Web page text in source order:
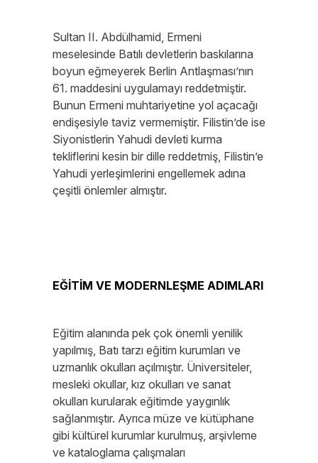
Sultan II. Abdülhamid, Ermeni
meselesinde Batılı devletlerin baskılarına
boyun eğmeyerek Berlin Antlaşması’nın
61. maddesini uygulamayı reddetmiştir.
Bunun Ermeni muhtariyetine yol açacağı
endişesiyle taviz vermemiştir. Filistin’de ise
Siyonistlerin Yahudi devleti kurma
tekliflerini kesin bir dille reddetmiş, Filistin’e
Yahudi yerleşimlerini engellemek adına
çeşitli önlemler almıştır.
EĞİTİM VE MODERNLEŞME ADIMLARI
Eğitim alanında pek çok önemli yenilik
yapılmış, Batı tarzı eğitim kurumları ve
uzmanlık okulları açılmıştır. Üniversiteler,
mesleki okullar, kız okulları ve sanat
okulları kurularak eğitimde yaygınlık
sağlanmıştır. Ayrıca müze ve kütüphane
gibi kültürel kurumlar kurulmuş, arşivleme
ve kataloglama çalışmaları